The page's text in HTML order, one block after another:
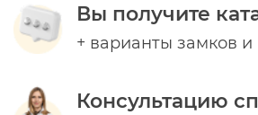
Вы получите
+ варианты замков
Консультацию